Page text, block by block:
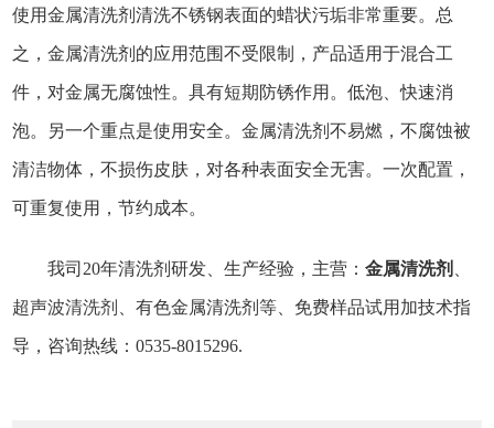
使用金属清洗剂清洗不锈钢表面的蜡状污垢非常重要。总
之，金属清洗剂的应用范围不受限制，产品适用于混合工
件，对金属无腐蚀性。具有短期防锈作用。低泡、快速消
泡。另一个重点是使用安全。金属清洗剂不易燃，不腐蚀被
清洁物体，不损伤皮肤，对各种表面安全无害。一次配置，
可重复使用，节约成本。
我司20年清洗剂研发、生产经验，主营：金属清洗剂
超声波清洗剂 、有色金属清洗剂等、免费样品试用加技术指
导，咨询热线：0535-8015296.